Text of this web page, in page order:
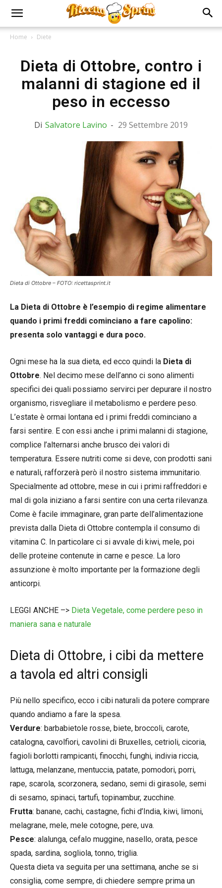
Home Diete
Dieta di Ottobre, contro i
malanni di stagione ed il
peso in eccesso
Di Salvatore Lavino - 29 Settembre 2019
Dieta di Ottobre – FOTO: ricettasprint.it
La Dieta di Ottobre è l’esempio di regime alimentare
quando i primi freddi cominciano a fare capolino:
presenta solo vantaggi e dura poco.
Ogni mese ha la sua dieta, ed ecco quindi la Dieta di
Ottobre. Nel decimo mese dell’anno ci sono alimenti
specifici dei quali possiamo servirci per depurare il nostro
organismo, risvegliare il metabolismo e perdere peso.
L’estate è ormai lontana ed i primi freddi cominciano a
farsi sentire. E con essi anche i primi malanni di stagione,
complice l’alternarsi anche brusco dei valori di
temperatura. Essere nutriti come si deve, con prodotti sani
e naturali, rafforzerà però il nostro sistema immunitario.
Specialmente ad ottobre, mese in cui i primi raffreddori e
mal di gola iniziano a farsi sentire con una certa rilevanza.
Come è facile immaginare, gran parte dell’alimentazione
prevista dalla Dieta di Ottobre contempla il consumo di
vitamina C. In particolare ci si avvale di kiwi, mele, poi
delle proteine contenute in carne e pesce. La loro
assunzione è molto importante per la formazione degli
anticorpi.
LEGGI ANCHE –> Dieta Vegetale, come perdere peso in
maniera sana e naturale
Dieta di Ottobre, i cibi da mettere
a tavola ed altri consigli
Più nello specifico, ecco i cibi naturali da potere comprare
quando andiamo a fare la spesa.
Verdure: barbabietole rosse, biete, broccoli, carote,
catalogna, cavolfiori, cavolini di Bruxelles, cetrioli, cicoria,
fagioli borlotti rampicanti, finocchi, funghi, indivia riccia,
lattuga, melanzane, mentuccia, patate, pomodori, porri,
rape, scarola, scorzonera, sedano, semi di girasole, semi
di sesamo, spinaci, tartufi, topinambur, zucchine.
Frutta: banane, cachi, castagne, fichi d’India, kiwi, limoni,
melagrane, mele, mele cotogne, pere, uva.
Pesce: alalunga, cefalo muggine, nasello, orata, pesce
spada, sardina, sogliola, tonno, triglia.
Questa dieta va seguita per una settimana, anche se si
consiglia, come sempre, di chiedere sempre prima un